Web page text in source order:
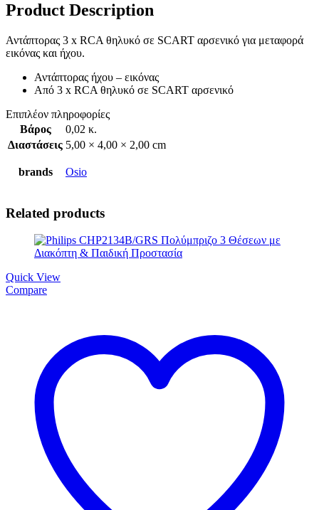
Product Description
Αντάπτορας 3 x RCA θηλυκό σε SCART αρσενικό για μεταφορά
εικόνας και ήχου.
Αντάπτορας ήχου – εικόνας
Από 3 x RCA θηλυκό σε SCART αρσενικό
Επιπλέον πληροφορίες
Βάρος
0,02 κ.
Διαστάσεις 5,00 × 4,00 × 2,00 cm
brands Osio
Related products
Quick View
Compare